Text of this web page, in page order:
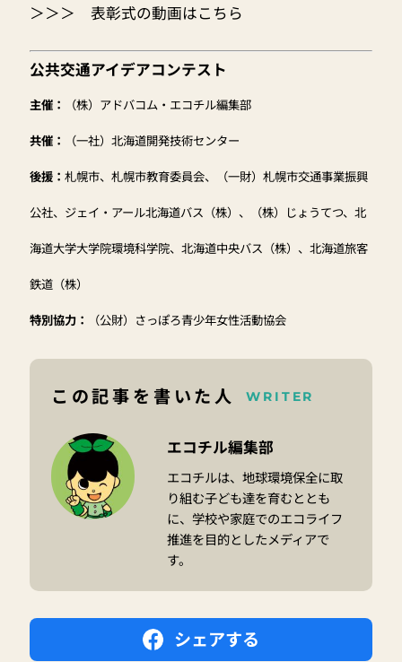
＞＞＞ 表彰式の動画はこちら
公共交通アイデアコンテスト
主催： （株）アドバコム・エコチル編集部
共催： （一社）北海道開発技術センター
後援： 札幌市、札幌市教育委員会、（一財）札幌市交通事業振興
公社、ジェイ・アール北海道バス（株）、（株）じょうてつ、北
海道大学大学院環境科学院、北海道中央バス（株）、北海道旅客
鉄道（株）
特別協力： （公財）さっぽろ青少年女性活動協会
この記事を書いた人 WRITER
エコチル編集部
エコチルは、地球環境保全に取
り組む子ども達を育むととも
に、学校や家庭でのエコライフ
推進を目的としたメディアで
す。
シェアする